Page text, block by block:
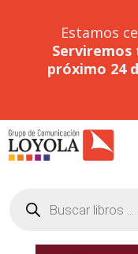
Estamos
próximo 24
productos